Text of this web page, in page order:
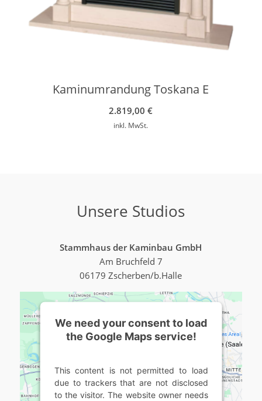
Kaminumrandung Toskana E
2.819,00€
inkl. MwSt.
Unsere Studios
Stammhaus der Kaminbau GmbH
Am Bruchfeld 7
06179 Zscherben/b.Halle
We need your consent to load
the Google Maps service!
This content is not permitted to load
due to trackers that are not disclosed
to the visitor. The website owner needs